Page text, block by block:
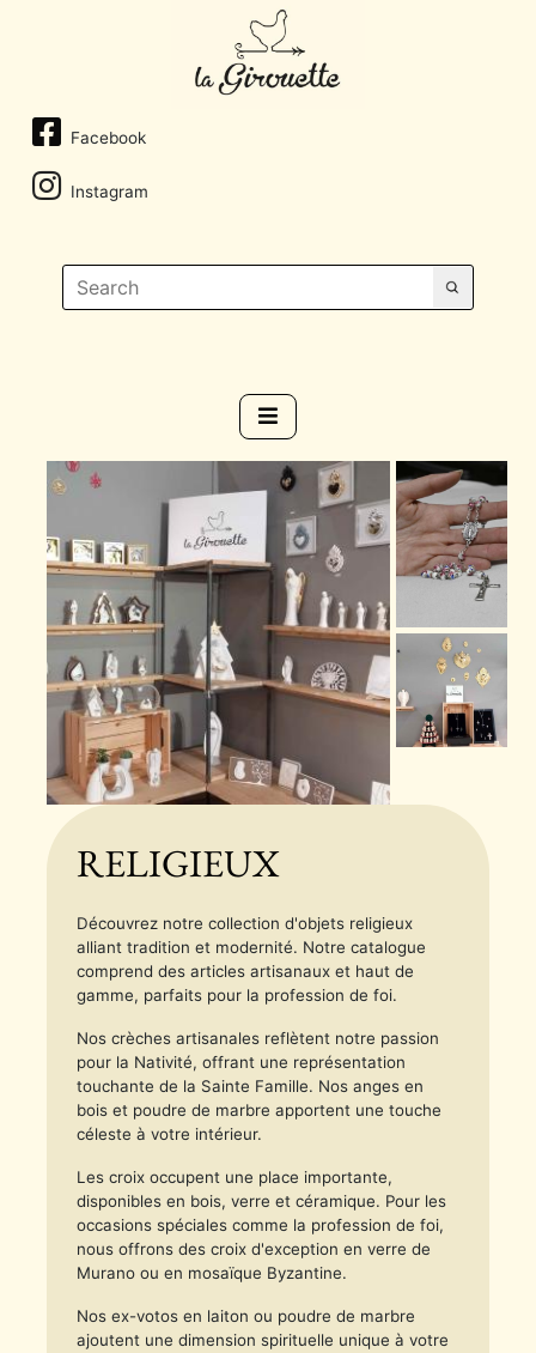
Facebook
Instagram
RELIGIEUX
Découvrez notre collection d'objets religieux
alliant tradition et modernité. Notre catalogue
comprend des articles artisanaux et haut de
gamme, parfaits pour la profession de foi.
Nos crèches artisanales reflètent notre passion
pour la Nativité, offrant une représentation
touchante de la Sainte Famille. Nos anges en
bois et poudre de marbre apportent une touche
céleste à votre intérieur.
Les croix occupent une place importante,
disponibles en bois, verre et céramique. Pour les
occasions spéciales comme la profession de foi,
nous offrons des croix d'exception en verre de
Murano ou en mosaïque Byzantine.
Nos ex-votos en laiton ou poudre de marbre
ajoutent une dimension spirituelle unique à votre